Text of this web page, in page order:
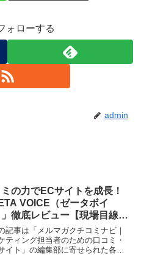
ォローする
admin
ミの力でECサイトを成長！
VOICE（ゼータボイ
徹底レビュー【現場目線で
記事は「メルマガクチコミナビ｜
ティング担当者のための口コミ・
イト」の編集部に寄せられた各商